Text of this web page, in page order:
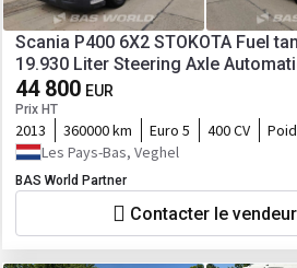
Scania P400 6X2 STOKOTA Fuel
19.930 Liter Steering Axle
44 800 EUR
Prix HT
2013 360000 km Euro 5 400 CV
Les Pays-Bas, Veghel
BAS World Partner
Contacter le vendeur